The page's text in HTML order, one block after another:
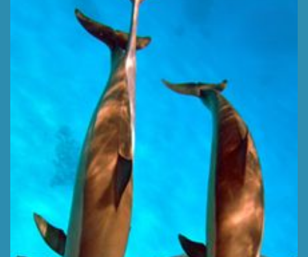
ESTRECHO DE TIRAN
Profundidad 5-50 m,
LEER MÁS